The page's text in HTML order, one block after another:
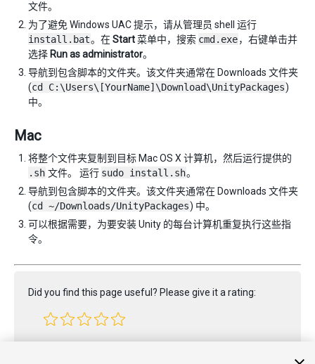
文件。
为了避免 Windows UAC 提示，请从管理员 shell 运行
install.bat。在Start菜单中，搜索 cmd.exe，右键单击并
选择 Run as administrator。
导航到包含脚本的文件夹。该文件夹通常在 Downloads 文件夹
(cd C:\Users\[YourName]\Download\UnityPackages)
中。
Mac
将整个文件夹复制到目标 Mac OS X 计算机，然后运行提供的
.sh 文件。 运行 sudo install.sh。
导航到包含脚本的文件夹。该文件夹通常在 Downloads 文件夹
(cd ~/Downloads/UnityPackages) 中。
可以根据需要，为要安装 Unity 的每台计算机重复执行这些指
令。
Did you find this page useful? Please give it a rating: